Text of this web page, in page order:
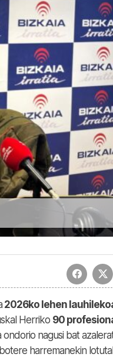
2026ko lehen
Herriko 90
nagusi bat
harremanekin